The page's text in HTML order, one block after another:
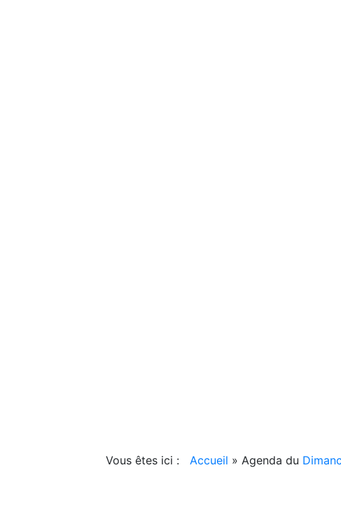
Vous êtes ici : Accueil » Agenda du